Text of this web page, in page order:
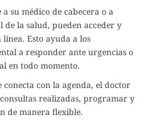
su médico de cabecera o a
la salud, pueden acceder y
Esto ayuda a los
a responder ante urgencias o
en todo momento.
con la agenda, el doctor
realizadas, programar y
de manera flexible.